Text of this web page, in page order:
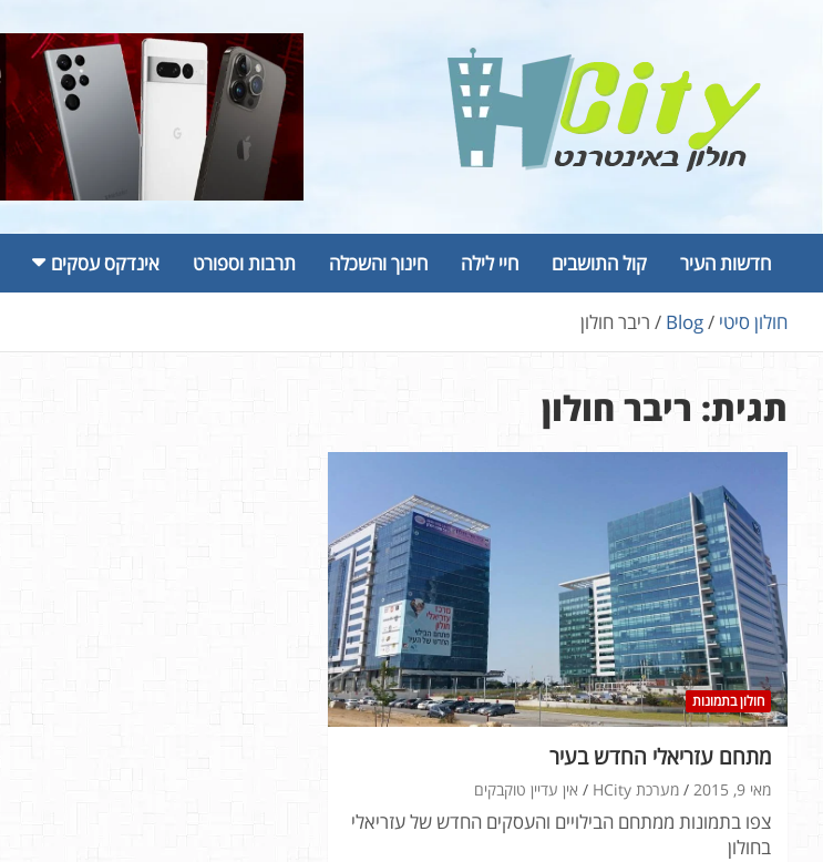
חדשות העיר קול התושבים חיי לילה חינוך והשכלה תרבות וספורט אינדקס עסקים
חולון סיטי Blog ריבר חולון
תגית: ריבר חולון
חולון בתמונות
מתחם עזריאלי החדש בעיר
מאי 9, 2015 מערכת HCity אין עדיין טוקבקים
צפו בתמונות ממתחם הבילויים והעסקים החדש של עזריאלי
בחולון